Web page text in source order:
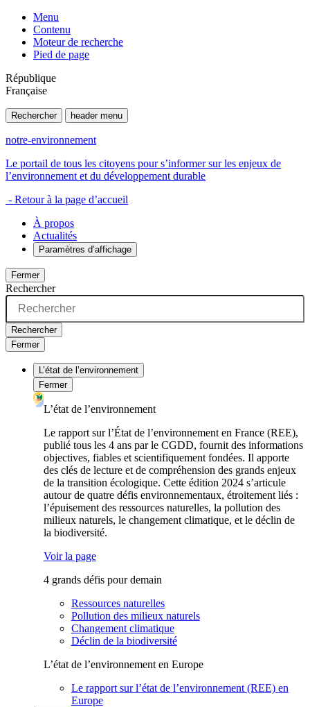
Menu
Contenu
Moteur de recherche
Pied de page
République
Française
Rechercher header menu
notre-environnement
Le portail de tous les citoyens pour s’informer sur les enjeux de
l’environnement et du développement durable
- Retour à la page d’accueil
À propos
Actualités
Paramètres d’affichage
Fermer
Rechercher
Rechercher
Fermer
L’état de l’environnement
Fermer
L’état de l’environnement
Le rapport sur l’État de l’environnement en France (REE),
publié tous les 4 ans par le CGDD, fournit des informations
objectives, fiables et scientifiquement fondées. Il apporte
des clés de lecture et de compréhension des grands enjeux
de la transition écologique. Cette édition 2024 s’articule
autour de quatre défis environnementaux, étroitement liés :
l’épuisement des ressources naturelles, la pollution des
milieux naturels, le changement climatique, et le déclin de
la biodiversité.
Voir la page
4 grands défis pour demain
Ressources naturelles
Pollution des milieux naturels
Changement climatique
Déclin de la biodiversité
L’état de l’environnement en Europe
Le rapport sur l’état de l’environnement (REE) en
Europe